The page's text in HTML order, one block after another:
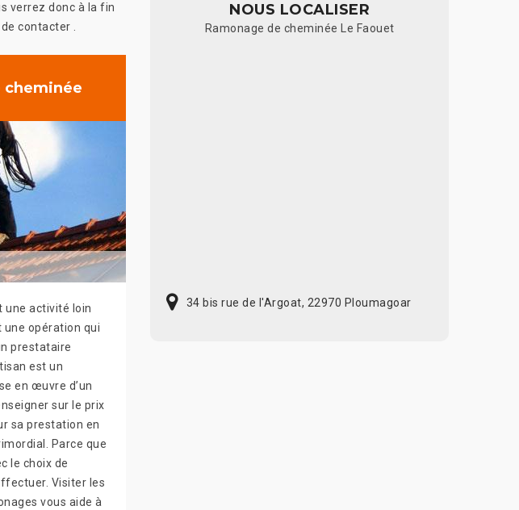
verrez donc à la fin
contacter .
cheminée
une activité loin
une opération qui
prestataire
est un
en œuvre d’un
sur le prix
sa prestation en
Parce que
le choix de
Visiter les
vous aide à
NOUS LOCALISER
Ramonage de cheminée Le Faouet
34 bis rue de l'Argoat, 22970 Ploumagoar